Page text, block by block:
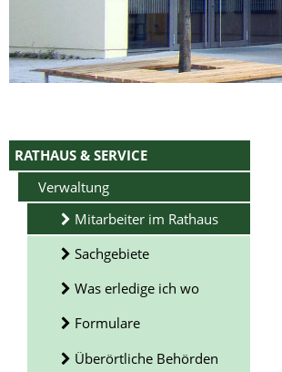
RATHAUS & SERVICE
Verwaltung
Mitarbeiter im Rathaus
Sachgebiete
Was erledige ich wo
Formulare
Überörtliche Behörden